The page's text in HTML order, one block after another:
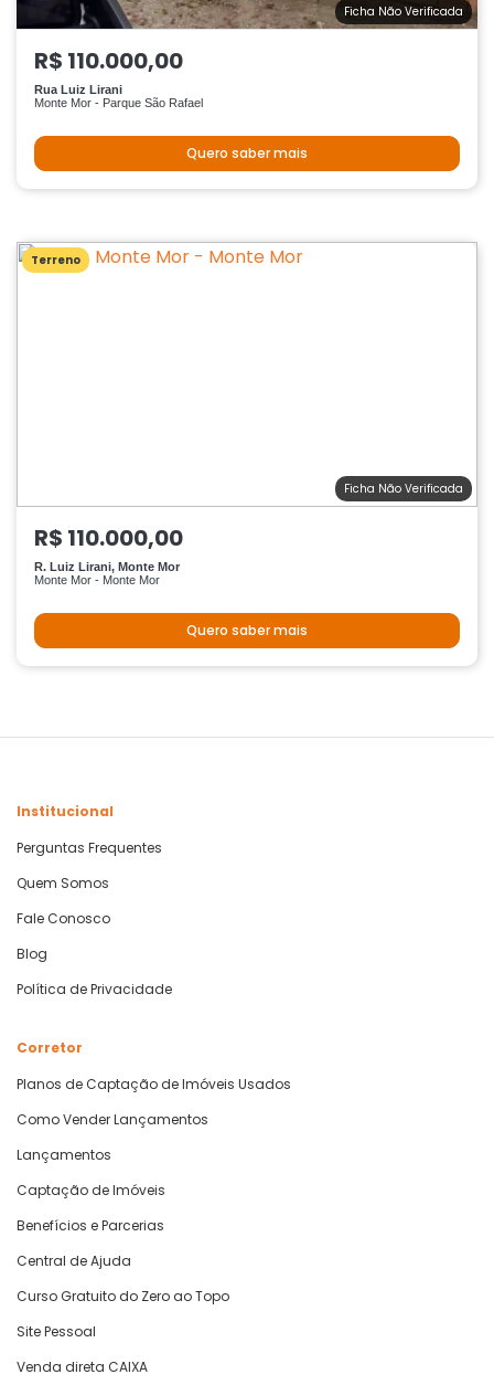
Ficha Não Verificada
R$ 110.000,00
Rua Luiz Lirani
Monte Mor - Parque São Rafael
Quero saber mais
Terreno
Ficha Não Verificada
R$ 110.000,00
R. Luiz Lirani, Monte Mor
Monte Mor - Monte Mor
Quero saber mais
Institucional
Perguntas Frequentes
Quem Somos
Fale Conosco
Blog
Política de Privacidade
Corretor
Planos de Captação de Imóveis Usados
Como Vender Lançamentos
Lançamentos
Captação de Imóveis
Benefícios e Parcerias
Central de Ajuda
Curso Gratuito do Zero ao Topo
Site Pessoal
Venda direta CAIXA